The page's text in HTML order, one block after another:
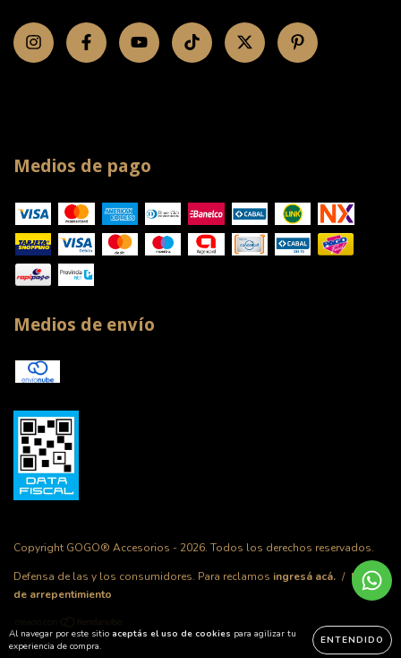
Al navegar por este sitio aceptás el uso de cookies para agilizar tu
experiencia de compra.
ENTENDIDO
Medios de pago
Medios de envío
Copyright GOGO® Accesorios - 2026. Todos los derechos reservados.
Defensa de las y los consumidores. Para reclamos ingresá acá. / Botón
de arrepentimiento